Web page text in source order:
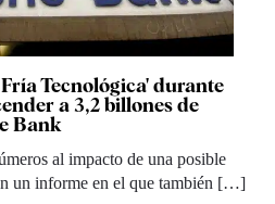
Tecnológica' durante
a 3,2 billones de
Bank
al impacto de una posible
un informe en el que también […]